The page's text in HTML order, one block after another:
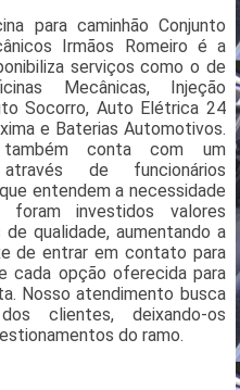
para caminhão Conjunto
Irmãos Romeiro é a
serviços como o de
Mecânicas, Injeção
Socorro, Auto Elétrica 24
e Baterias Automotivos.
conta com um
de funcionários
entendem a necessidade
investidos valores
qualidade, aumentando a
de entrar em contato para
cada opção oferecida para
Nosso atendimento busca
clientes, deixando-os
do ramo.